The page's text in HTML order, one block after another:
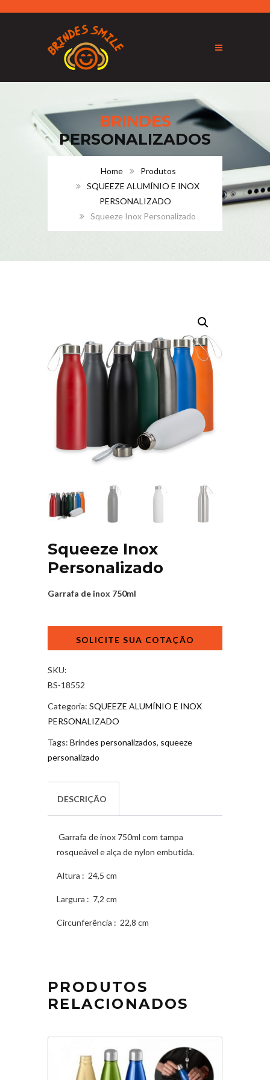
BRINDES
PERSONALIZADOS
Home
Produtos
SQUEEZE ALUMÍNIO E INOX
PERSONALIZADO
Squeeze Inox Personalizado
Squeeze Inox
Personalizado
Garrafa de inox 750ml
Personalizado
SKU:
BS-18552
Categoria: SQUEEZE ALUMÍNIO E INOX
PERSONALIZADO
Tags: Brindes personalizados, squeeze
personalizado
DESCRIÇÃO
Garrafa de inox 750ml com tampa
rosqueável e alça de nylon embutida.
Altura : 24,5 cm
Largura : 7,2 cm
Circunferência : 22,8 cm
PRODUTOS
RELACIONADOS